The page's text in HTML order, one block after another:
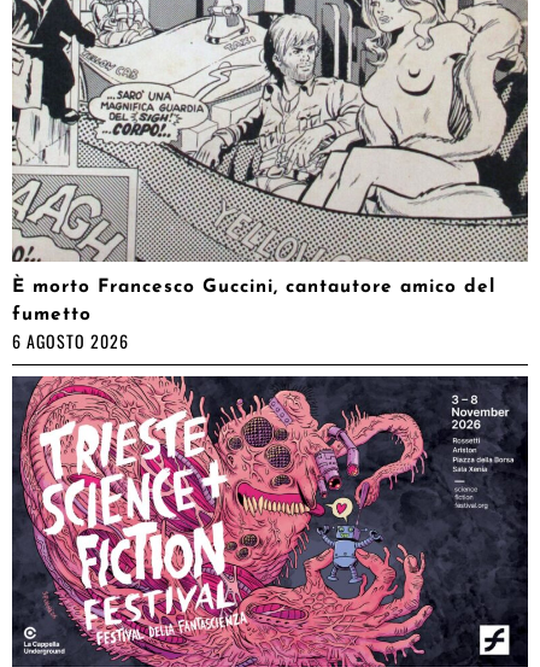
È morto Francesco Guccini, cantautore amico del
fumetto
6 AGOSTO 2026